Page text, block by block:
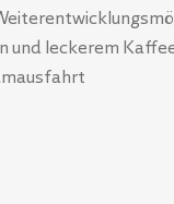
und leckerem